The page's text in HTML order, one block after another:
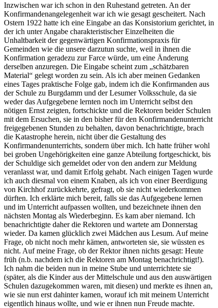
Inzwischen war ich schon in den Ruhestand getreten. An der
Konfirmandenangelegenheit war ich wie gesagt gescheitert. Nach
Ostern 1922 hatte ich eine Eingabe an das Konsistorium gerichtet, in
der ich unter Angabe charakteristischer Einzelheiten die
Unhaltbarkeit der gegenwärtigen Konfirmationspraxis für
Gemeinden wie die unsere darzutun suchte, weil in ihnen die
Konfirmation geradezu zur Farce würde, um eine Änderung
derselben anzuregen. Die Eingabe scheint zum
schätzbaren
Material
gelegt worden zu sein. Als ich aber meinen Gedanken
eines Tages praktische Folge gab, indem ich die Konfirmanden aus
der Schule zu Burgdamm und der Lesumer Volksschule, da sie
weder das Aufgegebene lernten noch im Unterricht selbst den
nötigen Ernst zeigten, fortschickte und die Rektoren beider Schulen
mit dem Ersuchen, sie in den bisher für den Konfirmandenunterricht
freigegebenen Stunden zu behalten, davon benachrichtigte, brach
die Katastrophe herein, nicht über die Gestaltung des
Konfirmandenunterrichts, sondern über mich. Ich hatte früher wohl
bei groben Ungehörigkeiten eine ganze Abteilung fortgeschickt, bis
der Schuldige sich gemeldet oder von den andern zur Meldung
veranlasst war, und damit Erfolg gehabt. Nach einigen Tagen wurde
ich auch diesmal von einem Knaben, als ich von einer Beerdigung
von Kirchhof zurückkehrte, gefragt, ob sie nicht wiederkommen
dürften. Ich erklärte mich bereit, falls sie das Aufgegebene lernen
und im Unterricht aufpassen wollten, und bezeichnete ihnen den
nächsten Montag als Wiederbeginn. Es kam aber niemand. Ich
benachrichtigte daher die Rektoren und wartete am Donnerstag
wieder. Da kamen glücklich zwei Mädchen aus Lesum. Auf meine
Frage, ob nicht noch mehr kämen, antworteten sie, sie wüssten es
nicht. Auf meine Frage, ob der Rektor ihnen nichts gesagt: Heute
früh (n.b. nachdem ich die Rektoren am Montag benachrichtigt!).
Ich nahm die beiden nun in meine Stube und unterrichtete sie
(später, als die Kinder aus der Mittelschule und aus den auswärtigen
Schulen dazugekommen waren, mit diesen) und merkte es ihnen an,
wie sie nun erst dahinter kamen, worauf ich mit meinem Unterricht
eigentlich hinaus wollte, und wie er ihnen nun Freude machte.